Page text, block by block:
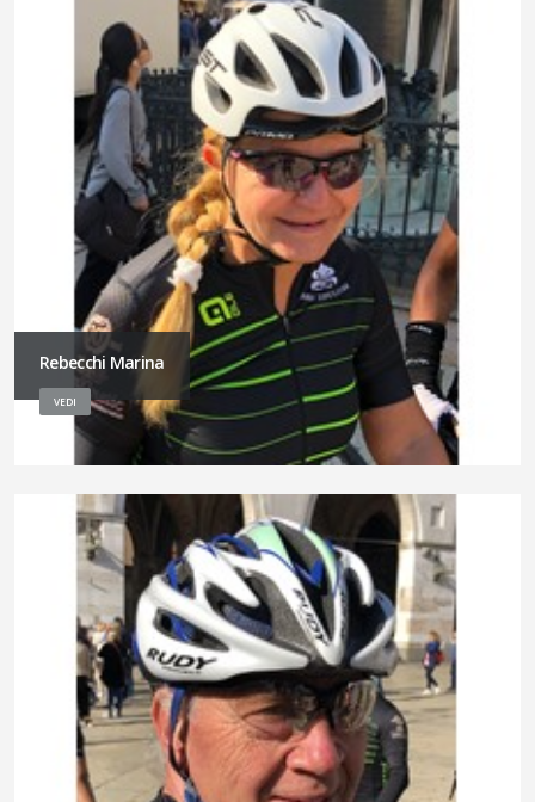
Rebecchi Marina
VEDI